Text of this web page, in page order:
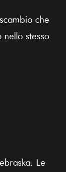
che
stesso
Le